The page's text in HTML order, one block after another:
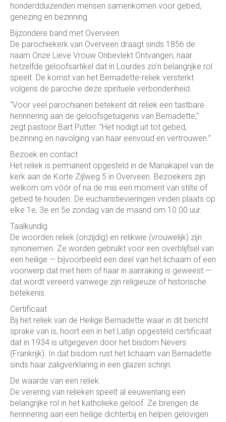
honderdduizenden mensen samenkomen voor gebed,
genezing en bezinning.
Bijzondere band met Overveen
De parochiekerk van Overveen draagt sinds 1856 de
naam Onze Lieve Vrouw Onbevlekt Ontvangen, naar
hetzelfde geloofsartikel dat in Lourdes zo’n belangrijke rol
speelt. De komst van het Bernadette-reliek versterkt
volgens de parochie deze spirituele verbondenheid.
“Voor veel parochianen betekent dit reliek een tastbare
herinnering aan de geloofsgetuigenis van Bernadette,”
zegt pastoor Bart Putter. “Het nodigt uit tot gebed,
bezinning en navolging van haar eenvoud en vertrouwen.”
Bezoek en contact
Het reliek is permanent opgesteld in de Mariakapel van de
kerk aan de Korte Zijlweg 5 in Overveen. Bezoekers zijn
welkom om vóór of na de mis een moment van stilte of
gebed te houden. De eucharistievieringen vinden plaats op
elke 1e, 3e en 5e zondag van de maand om 10.00 uur.
Taalkundig
De woorden reliek (onzijdig) en relikwie (vrouwelijk) zijn
synoniemen. Ze worden gebruikt voor een overblijfsel van
een heilige — bijvoorbeeld een deel van het lichaam of een
voorwerp dat met hem of haar in aanraking is geweest —
dat wordt vereerd vanwege zijn religieuze of historische
betekenis.
Certificaat
Bij het reliek van de Heilige Bernadette waar in dit bericht
sprake van is, hoort een in het Latijn opgesteld certificaat
dat in 1934 is uitgegeven door het bisdom Nevers
(Frankrijk). In dat bisdom rust het lichaam van Bernadette
sinds haar zaligverklaring in een glazen schrijn.
De waarde van een reliek
De verering van relieken speelt al eeuwenlang een
belangrijke rol in het katholieke geloof. Ze brengen de
herinnering aan een heilige dichterbij en helpen gelovigen